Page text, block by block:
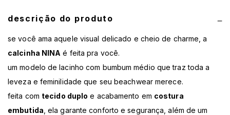
descrição do produto
se você ama aquele visual delicado e cheio de charme, a
calcinha NINA é feita pra você.
um modelo de lacinho com bumbum médio que traz toda a
leveza e feminilidade que seu beachwear merece.
feita com tecido duplo e acabamento em costura
embutida , ela garante conforto e segurança, além de um